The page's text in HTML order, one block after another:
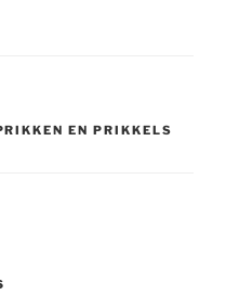
EN PRIKKELS